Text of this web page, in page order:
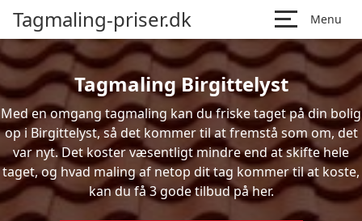
Tagmaling-priser.dk Menu
Tagmaling Birgittelyst
Med en omgang tagmaling kan du friske taget på din bolig
op i Birgittelyst, så det kommer til at fremstå som om, det
var nyt. Det koster væsentligt mindre end at skifte hele
taget, og hvad maling af netop dit tag kommer til at koste,
kan du få 3 gode tilbud på her.